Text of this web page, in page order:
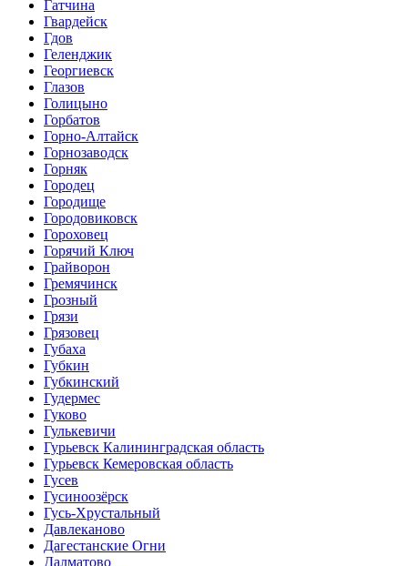
Гатчина
Гвардейск
Гдов
Геленджик
Георгиевск
Глазов
Голицыно
Горбатов
Горно-Алтайск
Горнозаводск
Горняк
Городец
Городище
Городовиковск
Гороховец
Горячий Ключ
Грайворон
Гремячинск
Грозный
Грязи
Грязовец
Губаха
Губкин
Губкинский
Гудермес
Гуково
Гулькевичи
Гурьевск Калининградская область
Гурьевск Кемеровская область
Гусев
Гусиноозёрск
Гусь-Хрустальный
Давлеканово
Дагестанские Огни
Далматово